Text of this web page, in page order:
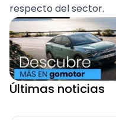
respecto del sector.
Últimas noticias